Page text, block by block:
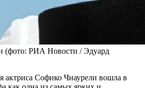
(фото: РИА Новости / Эдуард
актриса Софико Чиаурели вошла в